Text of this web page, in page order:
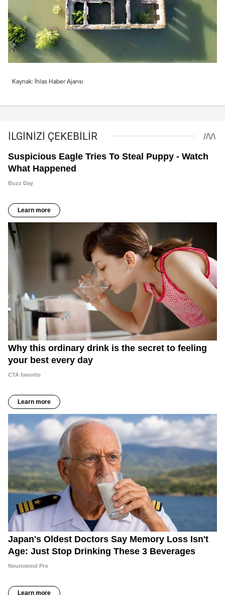
Kaynak: İhlas Haber Ajansı